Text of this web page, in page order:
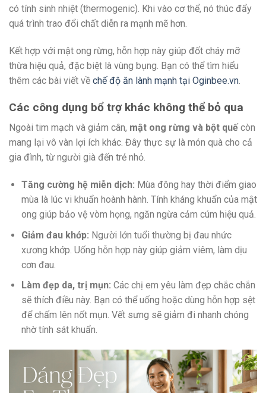
có tính sinh nhiệt (thermogenic). Khi vào cơ thể, nó thúc đẩy
quá trình trao đổi chất diễn ra mạnh mẽ hơn.
Kết hợp với mật ong rừng, hỗn hợp này giúp đốt cháy mỡ
thừa hiệu quả, đặc biệt là vùng bụng. Bạn có thể tìm hiểu
thêm các bài viết về chế độ ăn lành mạnh tại Oginbee.vn
Các công dụng bổ trợ khác không thể bỏ qua
Ngoài tim mạch và giảm cân, mật ong rừng và bột quếcòn
mang lại vô vàn lợi ích khác. Đây thực sự là món quà cho cả
gia đình, từ người già đến trẻ nhỏ.
Tăng cường hệ miễn dịch: Mùa đông hay thời điểm giao
mùa là lúc vi khuẩn hoành hành. Tính kháng khuẩn của mật
ong giúp bảo vệ vòm họng, ngăn ngừa cảm cúm hiệu quả.
Giảm đau khớp: Người lớn tuổi thường bị đau nhức
xương khớp. Uống hỗn hợp này giúp giảm viêm, làm dịu
cơn đau.
Làm đẹp da, trị mụn: Các chị em yêu làm đẹp chắc chắn
sẽ thích điều này. Bạn có thể uống hoặc dùng hỗn hợp sệt
để chấm lên nốt mụn. Vết sưng sẽ giảm đi nhanh chóng
nhờ tính sát khuẩn.